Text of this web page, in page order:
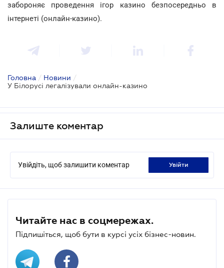
забороняє проведення ігор казино безпосередньо в
інтернеті (онлайн-казино).
Головна / Новини /
У Білорусі легалізували онлайн-казино
Залиште коментар
Увійдіть, щоб залишити коментар увійти
Читайте нас в соцмережах.
Підпишіться, щоб бути в курсі усіх бізнес-новин.